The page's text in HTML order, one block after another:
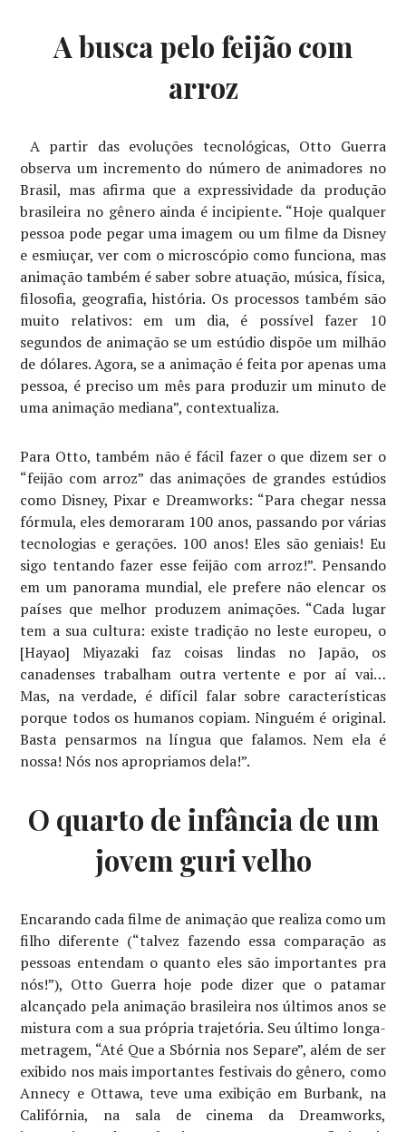
A busca pelo feijão com
arroz
A partir das evoluções tecnológicas, Otto Guerra
observa um incremento do número de animadores no
Brasil, mas afirma que a expressividade da produção
brasileira no gênero ainda é incipiente. “Hoje qualquer
pessoa pode pegar uma imagem ou um filme da Disney
e esmiuçar, ver com o microscópio como funciona, mas
animação também é saber sobre atuação, música, física,
filosofia, geografia, história. Os processos também são
muito relativos: em um dia, é possível fazer 10
segundos de animação se um estúdio dispõe um milhão
de dólares. Agora, se a animação é feita por apenas uma
pessoa, é preciso um mês para produzir um minuto de
uma animação mediana”, contextualiza.
Para Otto, também não é fácil fazer o que dizem ser o
“feijão com arroz” das animações de grandes estúdios
como Disney, Pixar e Dreamworks: “Para chegar nessa
fórmula, eles demoraram 100 anos, passando por várias
tecnologias e gerações. 100 anos! Eles são geniais! Eu
sigo tentando fazer esse feijão com arroz!”. Pensando
em um panorama mundial, ele prefere não elencar os
países que melhor produzem animações. “Cada lugar
tem a sua cultura: existe tradição no leste europeu, o
[Hayao] Miyazaki faz coisas lindas no Japão, os
canadenses trabalham outra vertente e por aí vai…
Mas, na verdade, é difícil falar sobre características
porque todos os humanos copiam. Ninguém é original.
Basta pensarmos na língua que falamos. Nem ela é
nossa! Nós nos apropriamos dela!”.
O quarto de infância de um
jovem guri velho
Encarando cada filme de animação que realiza como um
filho diferente (“talvez fazendo essa comparação as
pessoas entendam o quanto eles são importantes pra
nós!”), Otto Guerra hoje pode dizer que o patamar
alcançado pela animação brasileira nos últimos anos se
mistura com a sua própria trajetória. Seu último longa-
metragem, “Até Que a Sbórnia nos Separe”, além de ser
exibido nos mais importantes festivais do gênero, como
Annecy e Ottawa, teve uma exibição em Burbank, na
Califórnia, na sala de cinema da Dreamworks,